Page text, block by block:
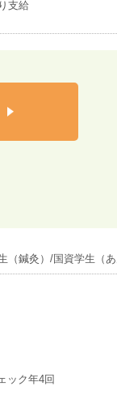
支給
鍼灸）/国資学生（あ
ック年4回